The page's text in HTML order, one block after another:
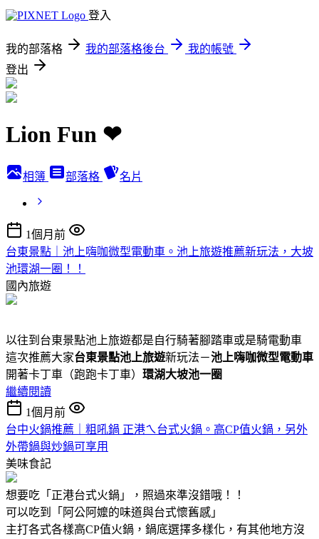
登入
我的部落格 我的部落格後台
我的帳號
登出
Lion Fun ❤
相簿 部落格 名片
1個月前
台東景點｜池上嗨咖微型電動車。池上旅遊推薦新玩法，大坡
池環湖一圈！！
國內旅遊
以往到台東景點池上旅遊都是自行騎著腳踏車或是騎電動車
這次推薦大家台東景點池上旅遊新玩法－池上嗨咖微型電動車
開著卡丁車（跑跑卡丁車） 環湖大坡池一圈
繼續閱讀
1個月前
台中火鍋推薦｜粗吼鍋 正港ㄟ台式火鍋。高CP值火鍋，另外
外帶鍋與炒鍋可享用
美味食記
想要吃「正港台式火鍋」，照過來準沒錯哦！！
可以吃到「阿公阿嬤的味道與台式懷舊感」
主打各式各樣高CP值火鍋，鍋底選擇多樣化，有其他地方沒